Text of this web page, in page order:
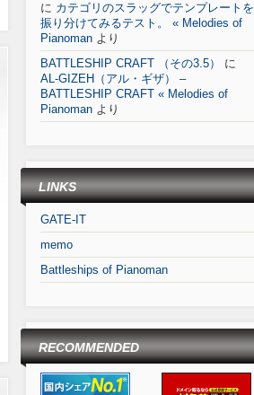
に カテゴリのスラッグでテンプレートを
振り分けてみるテスト。 « Melodies of
Pianoman より
BATTLESHIP CRAFT （その3.5）
に
AL-GIZEH（アル・ギザ） –
BATTLESHIP CRAFT « Melodies of
Pianoman より
LINKS
GATE-IT
memo
Battleships of Pianoman
RECOMMENDED